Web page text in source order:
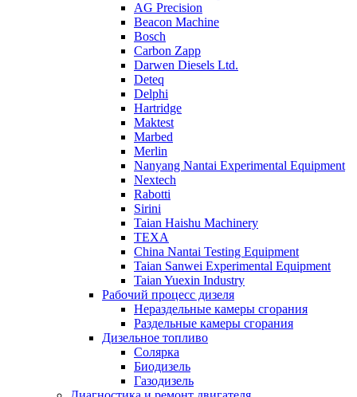
AG Precision
Beacon Machine
Bosch
Carbon Zapp
Darwen Diesels Ltd.
Deteq
Delphi
Hartridge
Maktest
Marbed
Merlin
Nanyang Nantai Experimental Equipment
Nextech
Rabotti
Sirini
Taian Haishu Machinery
TEXA
China Nantai Testing Equipment
Taian Sanwei Experimental Equipment
Taian Yuexin Industry
Рабочий процесс дизеля
Нераздельные камеры сгорания
Раздельные камеры сгорания
Дизельное топливо
Солярка
Биодизель
Газодизель